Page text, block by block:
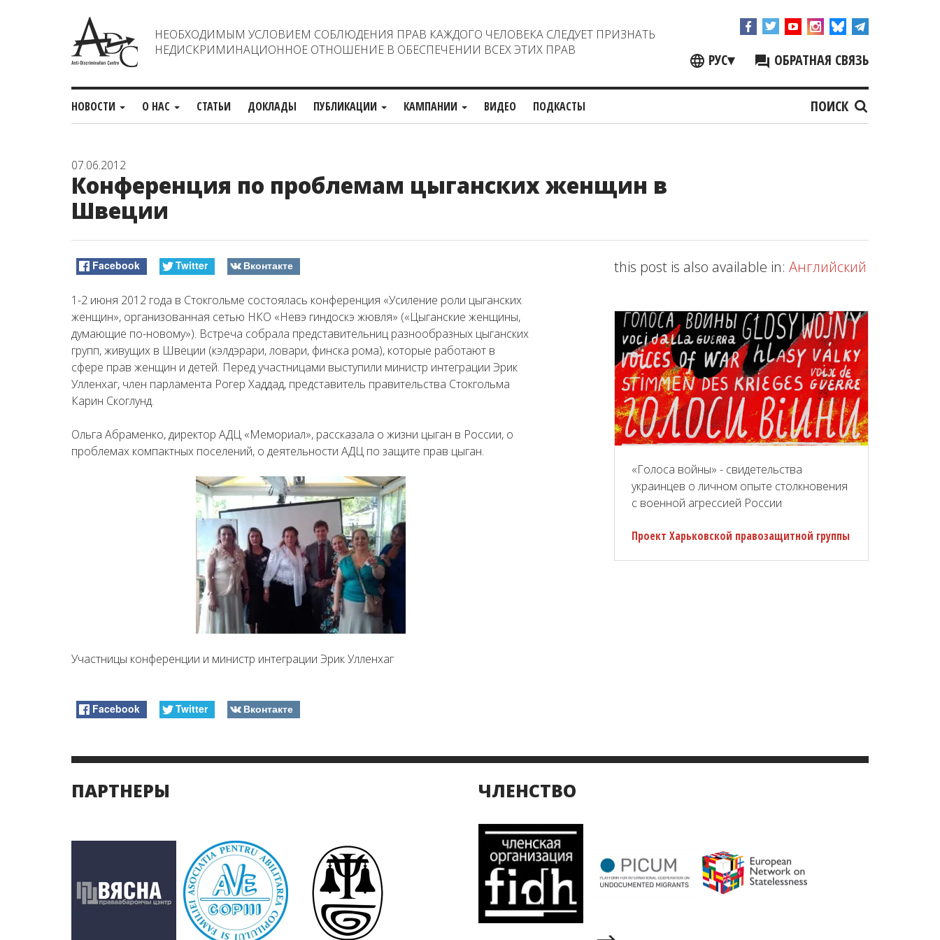
НЕОБХОДИМЫМ УСЛОВИЕМ СОБЛЮДЕНИЯ ПРАВ КАЖДОГО ЧЕЛОВЕКА СЛЕДУЕТ ПРИЗНАТЬ
НЕДИСКРИМИНАЦИОННОЕ ОТНОШЕНИЕ В ОБЕСПЕЧЕНИИ ВСЕХ ЭТИХ ПРАВ
РУС▾ ОБРАТНАЯ СВЯЗЬ
НОВОСТИ О НАС СТАТЬИ ДОКЛАДЫ ПУБЛИКАЦИИ КАМПАНИИ ВИДЕО ПОДКАСТЫ ПОИСК
07.06.2012
Конференция по проблемам цыганских женщин в
Швеции
Facebook Twitter Вконтакте
1-2 июня 2012 года в Стокгольме состоялась конференция «Усиление роли цыганских
женщин», организованная сетью НКО «Невэ гиндоскэ жювля» («Цыганские женщины,
думающие по-новому»). Встреча собрала представительниц разнообразных цыганских
групп, живущих в Швеции (кэлдэрари, ловари, финска рома), которые работают в
сфере прав женщин и детей. Перед участницами выступили министр интеграции Эрик
Улленхаг, член парламента Рогер Хаддад, представитель правительства Стокгольма
Карин Скоглунд.
Ольга Абраменко, директор АДЦ «Мемориал», рассказала о жизни цыган в России, о
проблемах компактных поселений, о деятельности АДЦ по защите прав цыган.
Участницы конференции и министр интеграции Эрик Улленхаг
Facebook Twitter Вконтакте
this post is also available in: Английский
«Голоса войны» - свидетельства
украинцев о личном опыте столкновения
с военной агрессией России
Проект Харьковской правозащитной группы
ПАРТНЕРЫ ЧЛЕНСТВО